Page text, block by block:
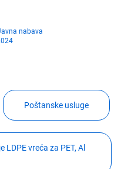
nabava
Poštanske usluge
vreća za PET, Al